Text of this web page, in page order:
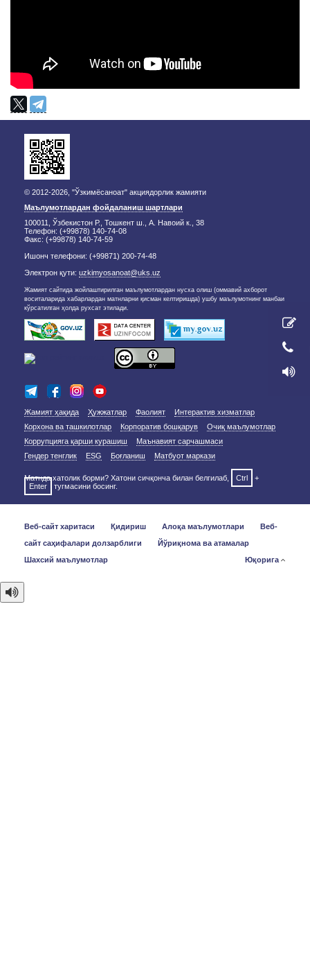
© 2012-2026, "Ўзкимёсаноат" акциядорлик жамияти
Маълумотлардан фойдаланиш шартлари
100011, Ўзбекистон Р., Тошкент ш., А. Навоий к., 38
Телефон: (+99878) 140-74-08
Факс: (+99878) 140-74-59
Ишонч телефони: (+99871) 200-74-48
Электрон қути: uzkimyosanoat@uks.uz
Жамият сайтида жойлаштирилган маълумотлардан нусха олиш (оммавий ахборот
воситаларида хабарлардан матнларни қисман келтиришда) ушбу маълумотнинг манбаи
кўрсатилган ҳолда рухсат этилади.
Жамият ҳақида Ҳужжатлар Фаолият
Интерактив хизматлар
Корхона ва ташкилотлар
Корпоратив бошқарув
Очиқ маълумотлар
Коррупцияга қарши курашиш
Маънавият сарчашмаси
Гендер тенглик
ESG Боғланиш Матбуот маркази
Матнда хатолик борми? Хатони сичқонча билан белгилаб, Ctrl
+
Enter
тугмасини босинг.
Веб-сайт харитаси Қидириш Алоқа маълумотлари
Веб-
сайт саҳифалари долзарблиги
Йўриқнома ва атамалар
Шахсий маълумотлар
Юқорига